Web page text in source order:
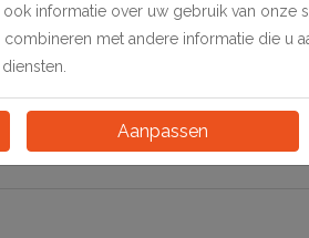
informatie over uw gebruik van onze
met andere informatie die u
Aanpassen